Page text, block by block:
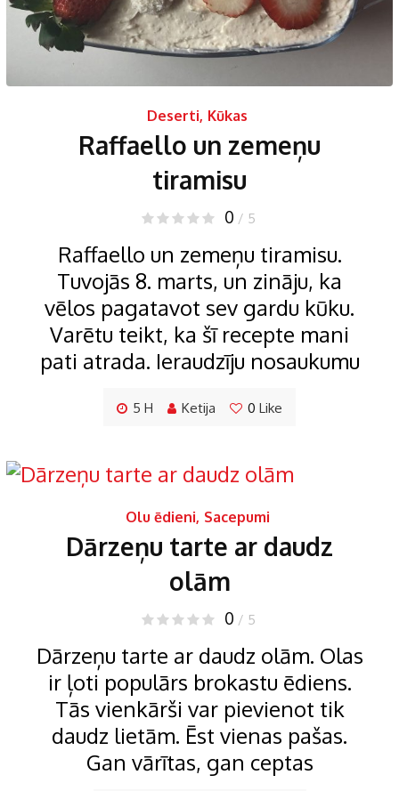
Deserti, Kūkas
Raffaello un zemeņu
tiramisu
0 / 5
Raffaello un zemeņu tiramisu.
Tuvojās 8. marts, un zināju, ka
vēlos pagatavot sev gardu kūku.
Varētu teikt, ka šī recepte mani
pati atrada. Ieraudzīju nosaukumu
5 H Ketija 0 Like
Olu ēdieni, Sacepumi
Dārzeņu tarte ar daudz
olām
0 / 5
Dārzeņu tarte ar daudz olām. Olas
ir ļoti populārs brokastu ēdiens.
Tās vienkārši var pievienot tik
daudz lietām. Ēst vienas pašas.
Gan vārītas, gan ceptas